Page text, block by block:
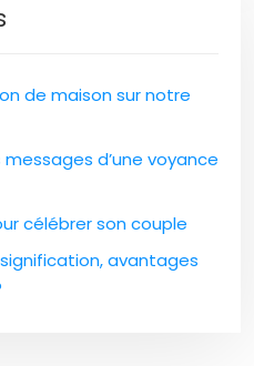
de maison sur notre
d’une voyance
célébrer son couple
avantages